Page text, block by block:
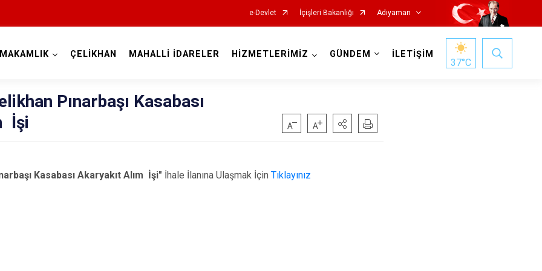
e-Devlet İçişleri Bakanlığı Adıyaman
Besni
ÇELİKHAN MAHALLİ İDARELER HİZMETLERİMİZ GÜNDEM İLETİŞİM
37°C
Pınarbaşı Kasabası
İşi
Kasabası Akaryakıt Alım İşi" İhale İlanına Ulaşmak İçin Tıklayınız